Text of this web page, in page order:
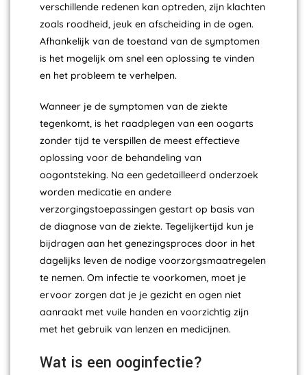
verschillende redenen kan optreden, zijn klachten
zoals roodheid, jeuk en afscheiding in de ogen.
Afhankelijk van de toestand van de symptomen
is het mogelijk om snel een oplossing te vinden
en het probleem te verhelpen.
Wanneer je de symptomen van de ziekte
tegenkomt, is het raadplegen van een oogarts
zonder tijd te verspillen de meest effectieve
oplossing voor de behandeling van
oogontsteking. Na een gedetailleerd onderzoek
worden medicatie en andere
verzorgingstoepassingen gestart op basis van
de diagnose van de ziekte. Tegelijkertijd kun je
bijdragen aan het genezingsproces door in het
dagelijks leven de nodige voorzorgsmaatregelen
te nemen. Om infectie te voorkomen, moet je
ervoor zorgen dat je je gezicht en ogen niet
aanraakt met vuile handen en voorzichtig zijn
met het gebruik van lenzen en medicijnen.
Wat is een ooginfectie?